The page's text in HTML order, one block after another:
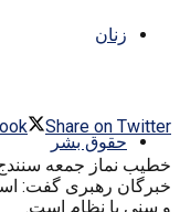
زنان
حقوق بشر
Share on Twitter
خطیب نماز جمعه
خبرگان رهبری گفت:
و سنی با نظام است.